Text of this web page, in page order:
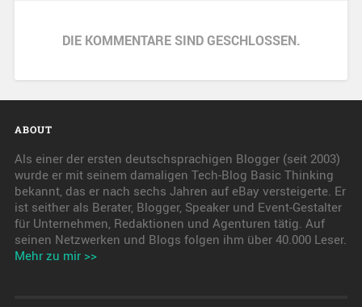
DIE KOMMENTARE SIND GESCHLOSSEN.
ABOUT
Als einer der ersten deutschsprachigen Blogger (seit 2003)
wurde er mit seinem damaligen Tech-Blog Basic Thinking
bekannt, das er nach sechs Jahren auf eBay versteigerte. Er
ist seither als Berater, Blogger, Speaker und Event-Gestalter
für Unternehmen, Redaktionen und Agenturen tätig. Auf
seinen Netzwerken und Blogs folgen ihm über 40.000 Leser.
Mehr zu mir >>